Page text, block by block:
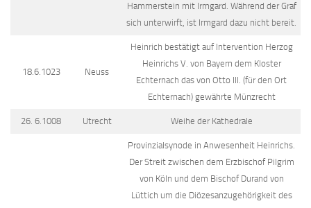
Hammerstein mit Irmgard. Während der Graf
sich unterwirft, ist Irmgard dazu nicht bereit.
18.6.1023 Neuss
Heinrich bestätigt auf Intervention Herzog
Heinrichs V. von Bayern dem Kloster
Echternach das von Otto III. (für den Ort
Echternach) gewährte Münzrecht
26. 6.1008 Utrecht Weihe der Kathedrale
Provinzialsynode in Anwesenheit Heinrichs.
Der Streit zwischen dem Erzbischof Pilgrim
von Köln und dem Bischof Durand von
Lüttich um die Diözesanzugehörigkeit des